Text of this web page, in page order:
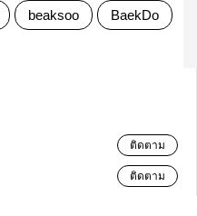
beaksoo BaekDo
ติดตาม
ติดตาม